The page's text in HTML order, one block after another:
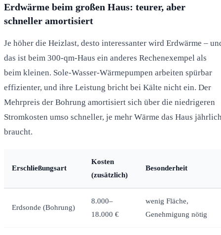
Erdwärme beim großen Haus: teurer, aber
schneller amortisiert
Je höher die Heizlast, desto interessanter wird Erdwärme –
das ist beim 300-qm-Haus ein anderes Rechenexempel als
beim kleinen. Sole-Wasser-Wärmepumpen arbeiten spürbar
effizienter, und ihre Leistung bricht bei Kälte nicht ein. Der
Mehrpreis der Bohrung amortisiert sich über die niedrigeren
Stromkosten umso schneller, je mehr Wärme das Haus
braucht.
Erschließungsart
Kosten
(zusätzlich)
Besonderheit
Erdsonde (Bohrung)
8.000–
18.000 €
wenig Fläche,
Genehmigung nötig